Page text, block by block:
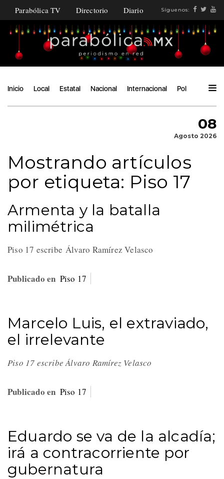
Parabólica TV Directorio Diario Síguenos:
Inicio Local Estatal Nacional Internacional Política
08
Agosto 2026
Mostrando artículos
por etiqueta: Piso 17
Armenta y la batalla
milimétrica
Piso 17 escribe Álvaro Ramírez Velasco
Publicado en Piso 17
Marcelo Luis, el extraviado,
el irrelevante
Piso 17 escribe Álvaro Ramírez Velasco
Publicado en Piso 17
Eduardo se va de la alcadía;
irá a contracorriente por
gubernatura